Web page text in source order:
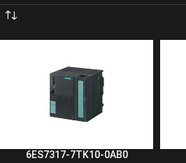
6ES7317-7TK10-0AB0